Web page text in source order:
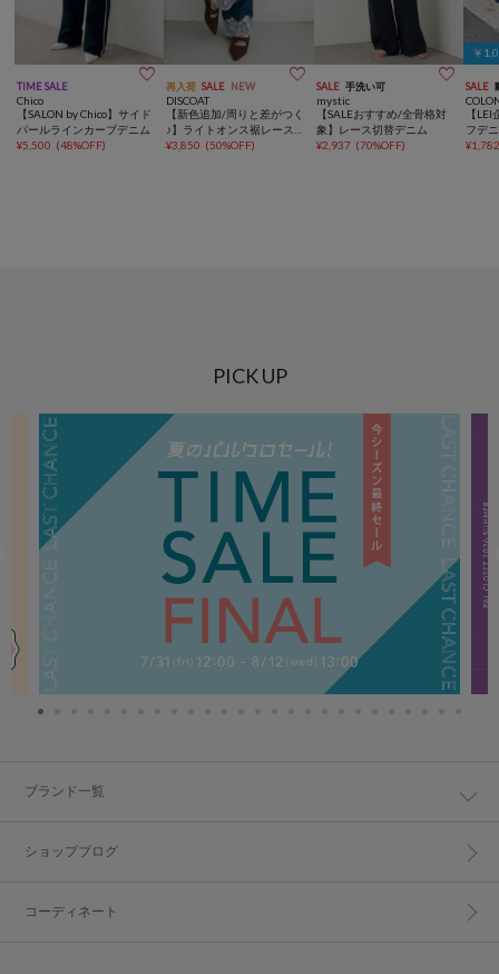
TIME SALE 
Chico
【SALON by Chico】サイド
パールラインカーブデニム
¥5,500 (48%OFF)
再入荷 SALE NEW 
DISCOAT
【新色追加/周りと差がつく
♪】ライトオンス裾レース
デニムストレートパンツ
¥3,850 (50%OFF)
SALE 手洗い可 
mystic
【SALEおすすめ/全骨格対
象】レース切替デニム
¥2,937 (70%OFF)
￥
SALE
【
フデ
¥
PICK UP
ブランド一覧
ショップブログ
コーディネート